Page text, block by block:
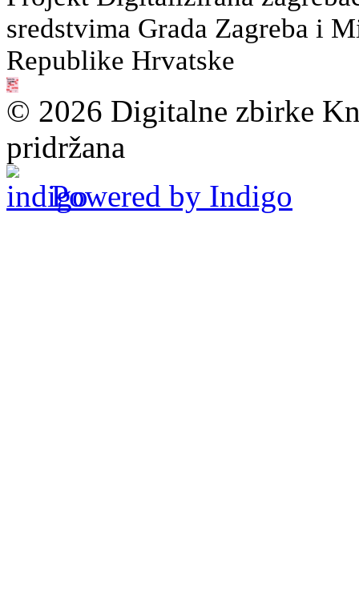
sredstvima Grada Zagreba i
Republike Hrvatske
© 2026 Digitalne zbirke
pridržana
Powered by Indigo